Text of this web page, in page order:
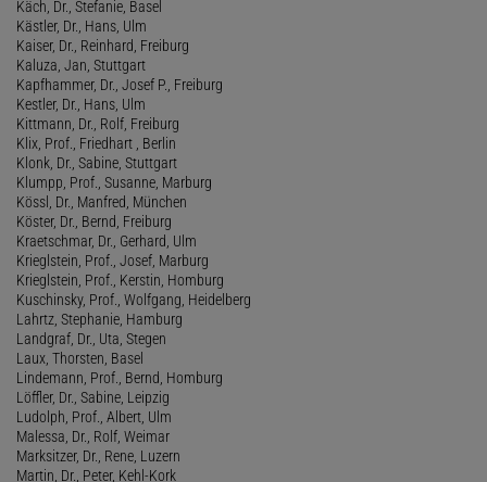
Käch, Dr., Stefanie, Basel
Kästler, Dr., Hans, Ulm
Kaiser, Dr., Reinhard, Freiburg
Kaluza, Jan, Stuttgart
Kapfhammer, Dr., Josef P., Freiburg
Kestler, Dr., Hans, Ulm
Kittmann, Dr., Rolf, Freiburg
Klix, Prof., Friedhart , Berlin
Klonk, Dr., Sabine, Stuttgart
Klumpp, Prof., Susanne, Marburg
Kössl, Dr., Manfred, München
Köster, Dr., Bernd, Freiburg
Kraetschmar, Dr., Gerhard, Ulm
Krieglstein, Prof., Josef, Marburg
Krieglstein, Prof., Kerstin, Homburg
Kuschinsky, Prof., Wolfgang, Heidelberg
Lahrtz, Stephanie, Hamburg
Landgraf, Dr., Uta, Stegen
Laux, Thorsten, Basel
Lindemann, Prof., Bernd, Homburg
Löffler, Dr., Sabine, Leipzig
Ludolph, Prof., Albert, Ulm
Malessa, Dr., Rolf, Weimar
Marksitzer, Dr., Rene, Luzern
Martin, Dr., Peter, Kehl-Kork